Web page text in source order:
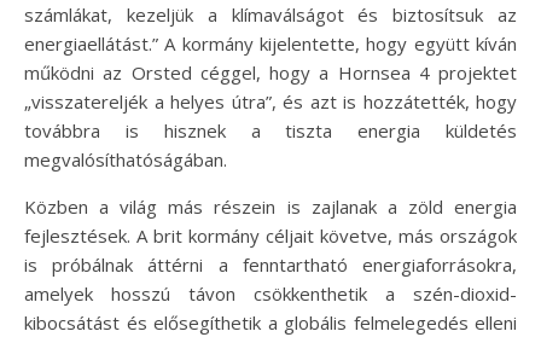
számlákat, kezeljük a klímaválságot és biztosítsuk az
energiaellátást.” A kormány kijelentette, hogy együtt kíván
működni az Orsted céggel, hogy a Hornsea 4 projektet
„visszatereljék a helyes útra”, és azt is hozzátették, hogy
továbbra is hisznek a tiszta energia küldetés
megvalósíthatóságában.
Közben a világ más részein is zajlanak a zöld energia
fejlesztések. A brit kormány céljait követve, más országok
is próbálnak áttérni a fenntartható energiaforrásokra,
amelyek hosszú távon csökkenthetik a szén-dioxid-
kibocsátást és elősegíthetik a globális felmelegedés elleni